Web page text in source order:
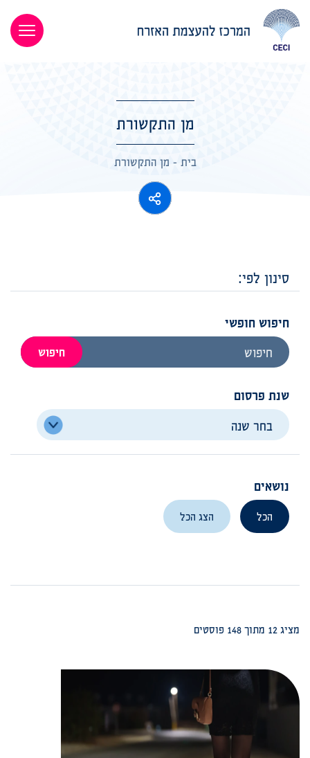
מן התקשורת
בית - מן התקשורת
סינון לפי:
חיפוש חופשי
חיפוש
שנת פרסום
נושאים
הכל הצג הכל
מציג 12 מתוך 148 פוסטים‎‎